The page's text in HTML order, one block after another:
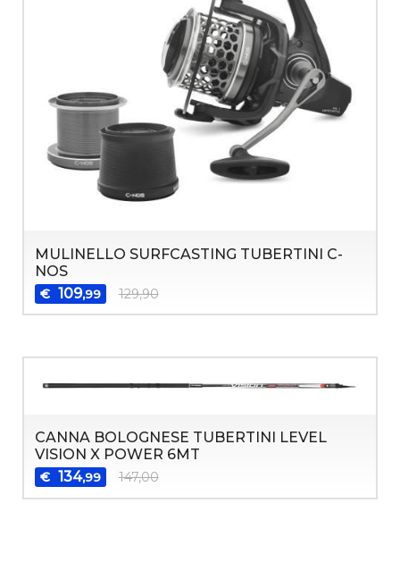
MULINELLO SURFCASTING TUBERTINI C-
NOS
€ 109,99 129,90
CANNA BOLOGNESE TUBERTINI LEVEL
VISION X POWER 6MT
€ 134,99 147,00